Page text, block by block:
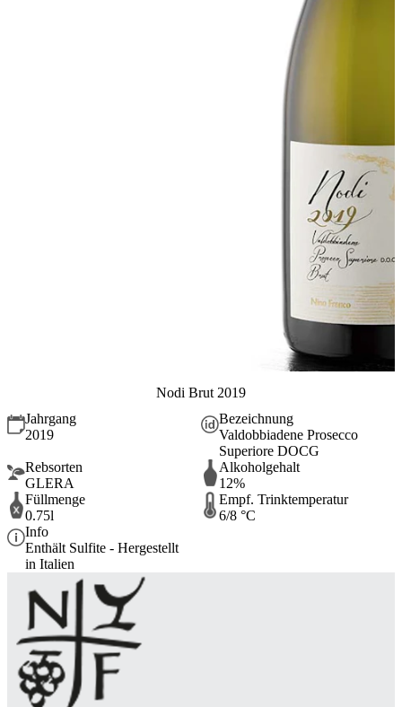
Nodi Brut 2019
Jahrgang
2019
Bezeichnung
Valdobbiadene Prosecco
Superiore DOCG
Rebsorten
GLERA
Alkoholgehalt
12%
Füllmenge
0.75l
Empf. Trinktemperatur
6/8 °C
Info
Enthält Sulfite - Hergestellt
in Italien